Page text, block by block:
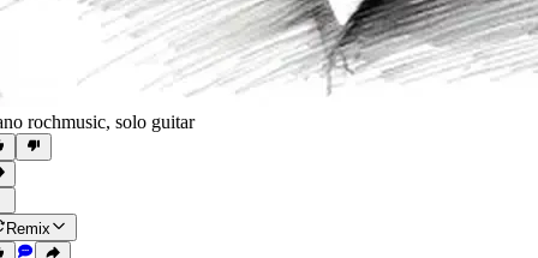
rochmusic, solo guitar
Remix